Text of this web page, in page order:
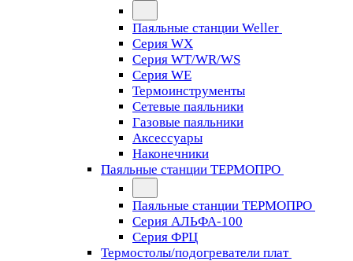
Паяльные станции Weller
Серия WX
Серия WT/WR/WS
Серия WE
Термоинструменты
Сетевые паяльники
Газовые паяльники
Аксессуары
Наконечники
Паяльные станции ТЕРМОПРО
Паяльные станции ТЕРМОПРО
Серия АЛЬФА-100
Серия ФРЦ
Термостолы/подогреватели плат